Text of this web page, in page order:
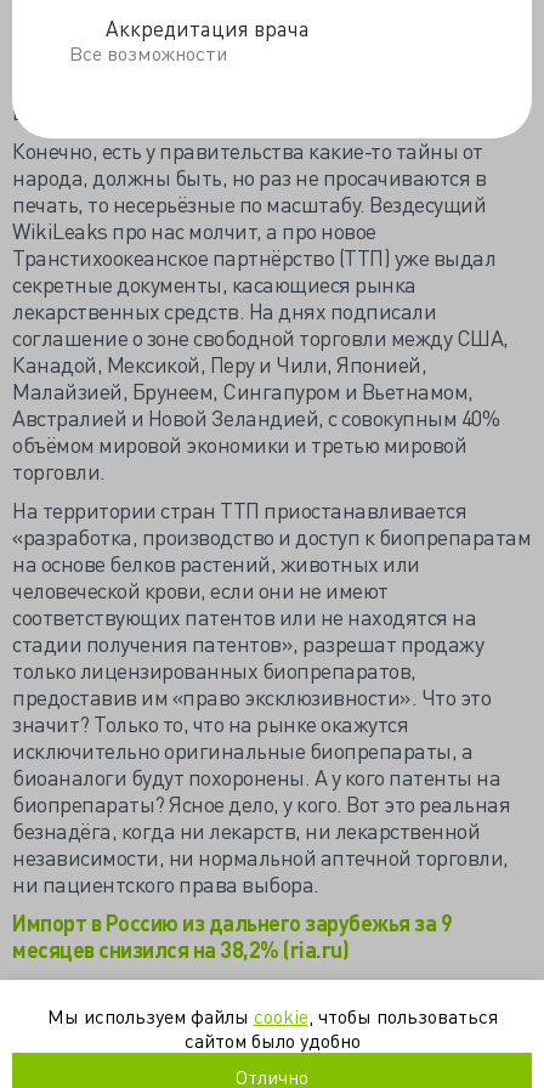
Аккредитация врача
Все возможности
узкий профиль дефицита бюджета с выходом в
ближайшее время на нулевой дефицит и профицит».
выправится всё, вне всяких сомнений.
Конечно, есть у правительства какие-то тайны от
народа, должны быть, но раз не просачиваются в
печать, то несерьёзные по масштабу. Вездесущий
WikiLeaks про нас молчит, а про новое
Транстихоокеанское партнёрство (ТТП) уже выдал
секретные документы, касающиеся рынка
лекарственных средств. На днях подписали
соглашение о зоне свободной торговли между США,
Канадой, Мексикой, Перу и Чили, Японией,
Малайзией, Брунеем, Сингапуром и Вьетнамом,
Австралией и Новой Зеландией, с совокупным 40%
объёмом мировой экономики и третью мировой
торговли.
На территории стран ТТП приостанавливается
«разработка, производство и доступ к биопрепаратам
на основе белков растений, животных или
человеческой крови, если они не имеют
соответствующих патентов или не находятся на
стадии получения патентов», разрешат продажу
только лицензированных биопрепаратов,
предоставив им «право эксклюзивности». Что это
значит? Только то, что на рынке окажутся
исключительно оригинальные биопрепараты, а
биоаналоги будут похоронены. А у кого патенты на
биопрепараты? Ясное дело, у кого. Вот это реальная
безнадёга, когда ни лекарств, ни лекарственной
независимости, ни нормальной аптечной торговли,
ни пациентского права выбора.
Импорт в Россию из дальнего зарубежья за 9
месяцев снизился на 38,2% (ria.ru)
WikiLeaks: договор о ТТП может привести к
монополии на рынке лекарств (ria.ru)
Американский сенатор: соглашение о ТТП вызывает
большое беспокойство (ria.ru)
Мы используем файлы cookie , чтобы пользоваться
сайтом было удобно
Отлично